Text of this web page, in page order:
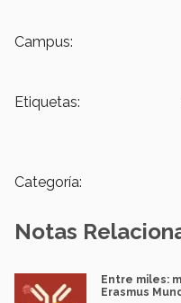
Campus:
Etiquetas:
Categoría:
Notas
Entre miles:
Erasmus